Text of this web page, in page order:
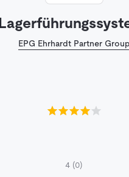
EPG Ehrhardt Partner Group
4 (0)